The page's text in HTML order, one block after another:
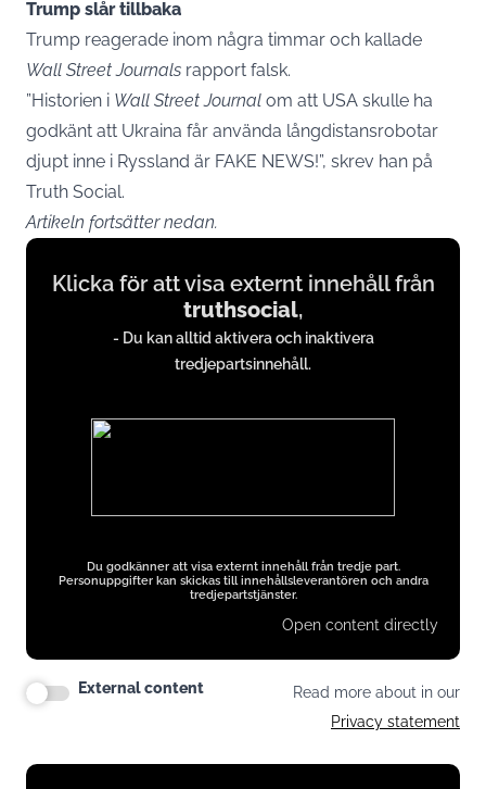
Trump slår tillbaka
Trump reagerade inom några timmar och kallade
Wall Street Journals rapport falsk.
”Historien i Wall Street Journal om att USA skulle ha
godkänt att Ukraina får använda långdistansrobotar
djupt inne i Ryssland är FAKE NEWS!”, skrev han på
Truth Social.
Artikeln fortsätter nedan.
Display
content
truthsocial.com
Klicka för att visa externt innehåll från
truthsocial,
- Du kan alltid aktivera och inaktivera
tredjepartsinnehåll.
Du godkänner att visa externt innehåll från tredje part.
Personuppgifter kan skickas till innehållsleverantören och andra
tredjepartstjänster.
Open content directly
External content
Read more about in our
Privacy statement
Display